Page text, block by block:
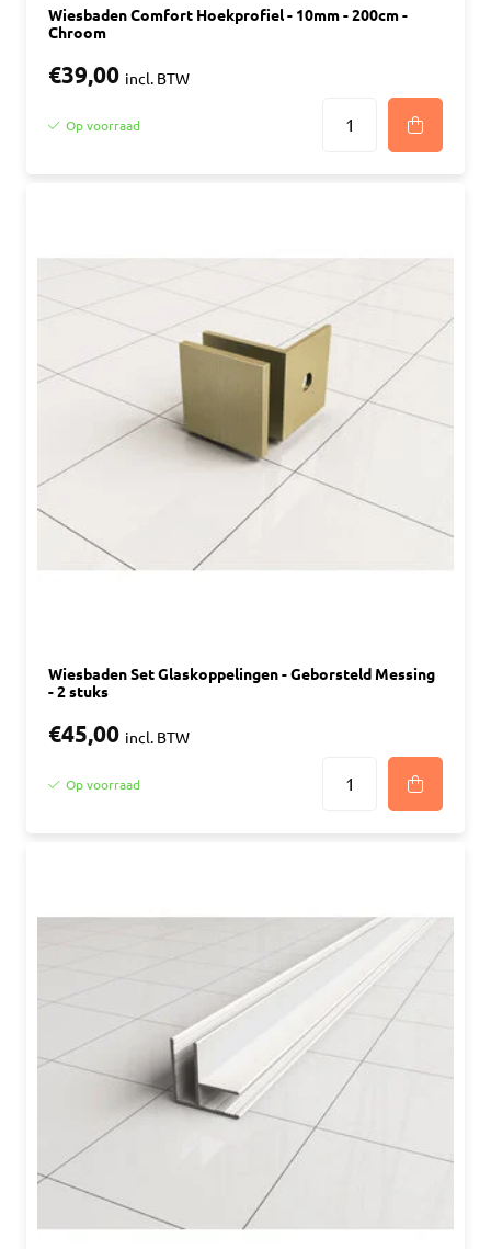
Wiesbaden Comfort Hoekprofiel - 10mm - 200cm -
Chroom
€39,00 incl. BTW
Op voorraad
Wiesbaden Set Glaskoppelingen - Geborsteld Messing
- 2 stuks
€45,00 incl. BTW
Op voorraad